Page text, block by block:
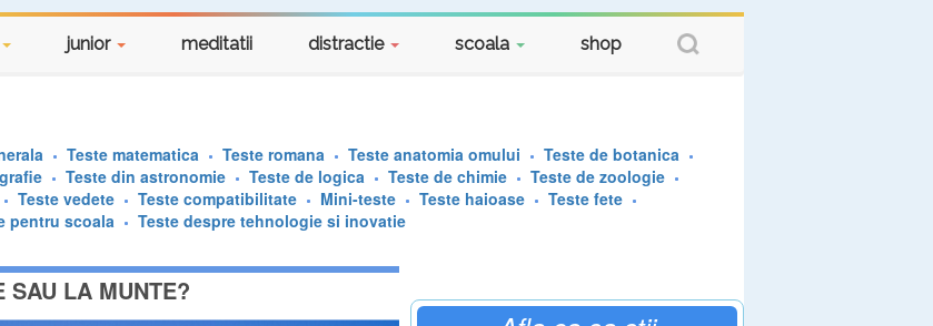
junior meditatii distractie scoala shop
Teste matematica Teste romana Teste anatomia omului
Teste de botanica
Teste din astronomie Teste de logica Teste de chimie
Teste de zoologie
Teste vedete Teste compatibilitate Mini-teste Teste haioase
Teste fete
pentru scoala Teste despre tehnologie si inovatie
SAU LA MUNTE?